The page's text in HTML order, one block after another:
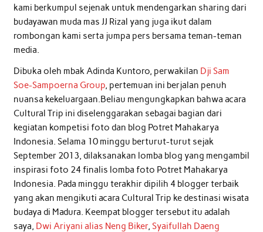
kami berkumpul sejenak untuk mendengarkan sharing dari
budayawan muda mas JJ Rizal yang juga ikut dalam
rombongan kami serta jumpa pers bersama teman-teman
media.
Dibuka oleh mbak Adinda Kuntoro, perwakilan Dji Sam
Soe-Sampoerna Group, pertemuan ini berjalan penuh
nuansa kekeluargaan.Beliau mengungkapkan bahwa acara
Cultural Trip ini diselenggarakan sebagai bagian dari
kegiatan kompetisi foto dan blog Potret Mahakarya
Indonesia. Selama 10 minggu berturut-turut sejak
September 2013, dilaksanakan lomba blog yang mengambil
inspirasi foto 24 finalis lomba foto Potret Mahakarya
Indonesia. Pada minggu terakhir dipilih 4 blogger terbaik
yang akan mengikuti acara Cultural Trip ke destinasi wisata
budaya di Madura. Keempat blogger tersebut itu adalah
saya, Dwi Ariyani alias Neng Biker, Syaifullah Daeng